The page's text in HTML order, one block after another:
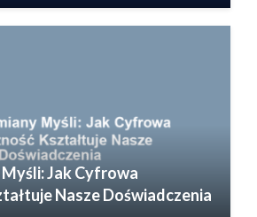
Jak Cyfrowa
Nasze Doświadczenia